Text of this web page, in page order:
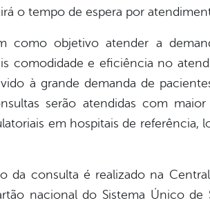
o tempo de espera por
como objetivo atender a
comodidade e eficiência no
à grande demanda de
serão atendidas com
em hospitais de referência,
da consulta é realizado na
nacional do Sistema Único